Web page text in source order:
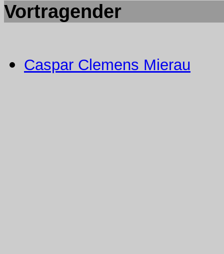
Vortragender
Caspar Clemens Mierau